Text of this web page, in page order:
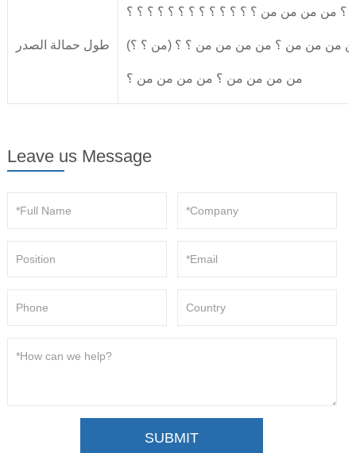
طول حمالة الصدر
من من من من ؟ ؟ ؟ ؟ ؟ ؟ ؟ ؟ ؟ ؟ ؟ ؟ ؟
من من من ؟ من من من من ؟ ؟ (من ؟ ؟)
من من من من ؟ من من من من ؟
Leave us Message
SUBMIT